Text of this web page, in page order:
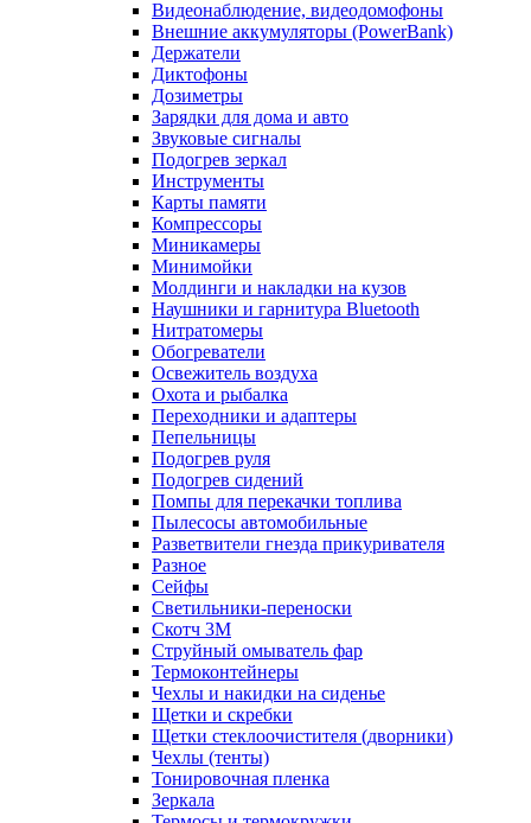
Видеонаблюдение, видеодомофоны
Внешние аккумуляторы (PowerBank)
Держатели
Диктофоны
Дозиметры
Зарядки для дома и авто
Звуковые сигналы
Подогрев зеркал
Инструменты
Карты памяти
Компрессоры
Миникамеры
Минимойки
Молдинги и накладки на кузов
Наушники и гарнитура Bluetooth
Нитратомеры
Обогреватели
Освежитель воздуха
Охота и рыбалка
Переходники и адаптеры
Пепельницы
Подогрев руля
Подогрев сидений
Помпы для перекачки топлива
Пылесосы автомобильные
Разветвители гнезда прикуривателя
Разное
Сейфы
Светильники-переноски
Скотч 3М
Струйный омыватель фар
Термоконтейнеры
Чехлы и накидки на сиденье
Щетки и скребки
Щетки стеклоочистителя (дворники)
Чехлы (тенты)
Тонировочная пленка
Зеркалa